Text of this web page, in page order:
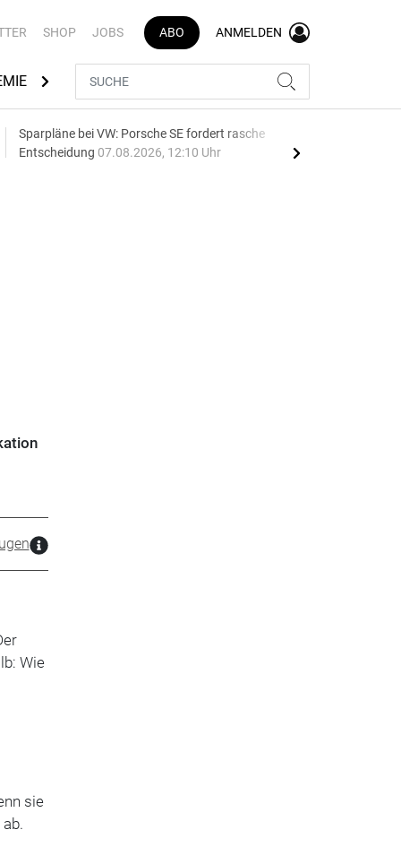
SHOP JOBS ABO ANMELDEN
AUTOMARKEN
Sparpläne bei VW: Porsche SE fordert rasche
Entscheidung 07.08.2026, 12:10 Uhr
Wie
sie